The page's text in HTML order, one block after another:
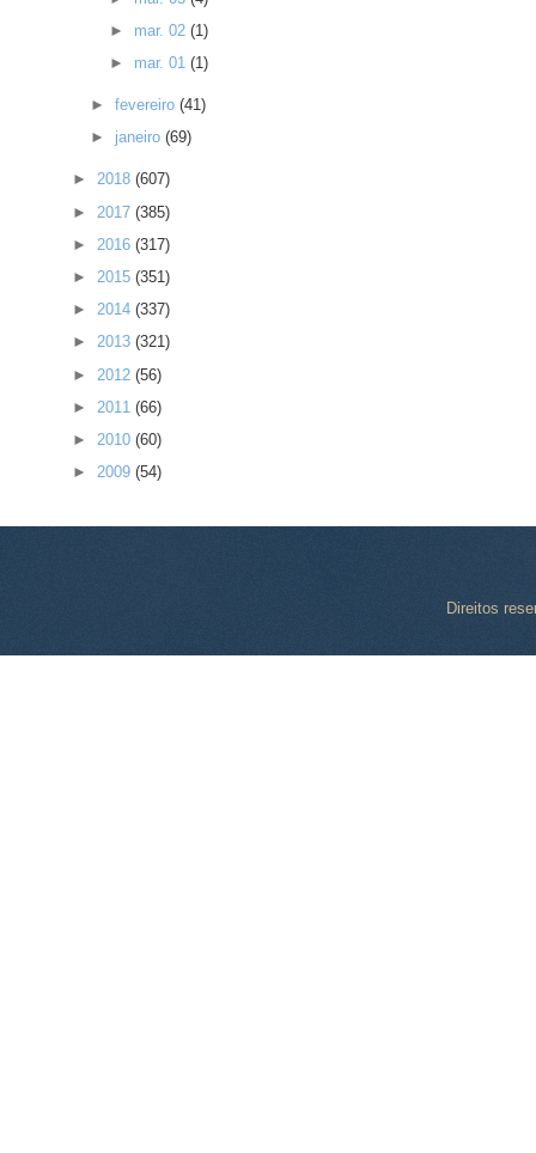
► mar. 02 (1)
► mar. 01 (1)
►fevereiro(41)
► janeiro(69)
► 2018 (607)
► 2017 (385)
► 2016 (317)
► 2015 (351)
► 2014 (337)
► 2013 (321)
► 2012 (56)
► 2011 (66)
► 2010 (60)
► 2009 (54)
Direitos